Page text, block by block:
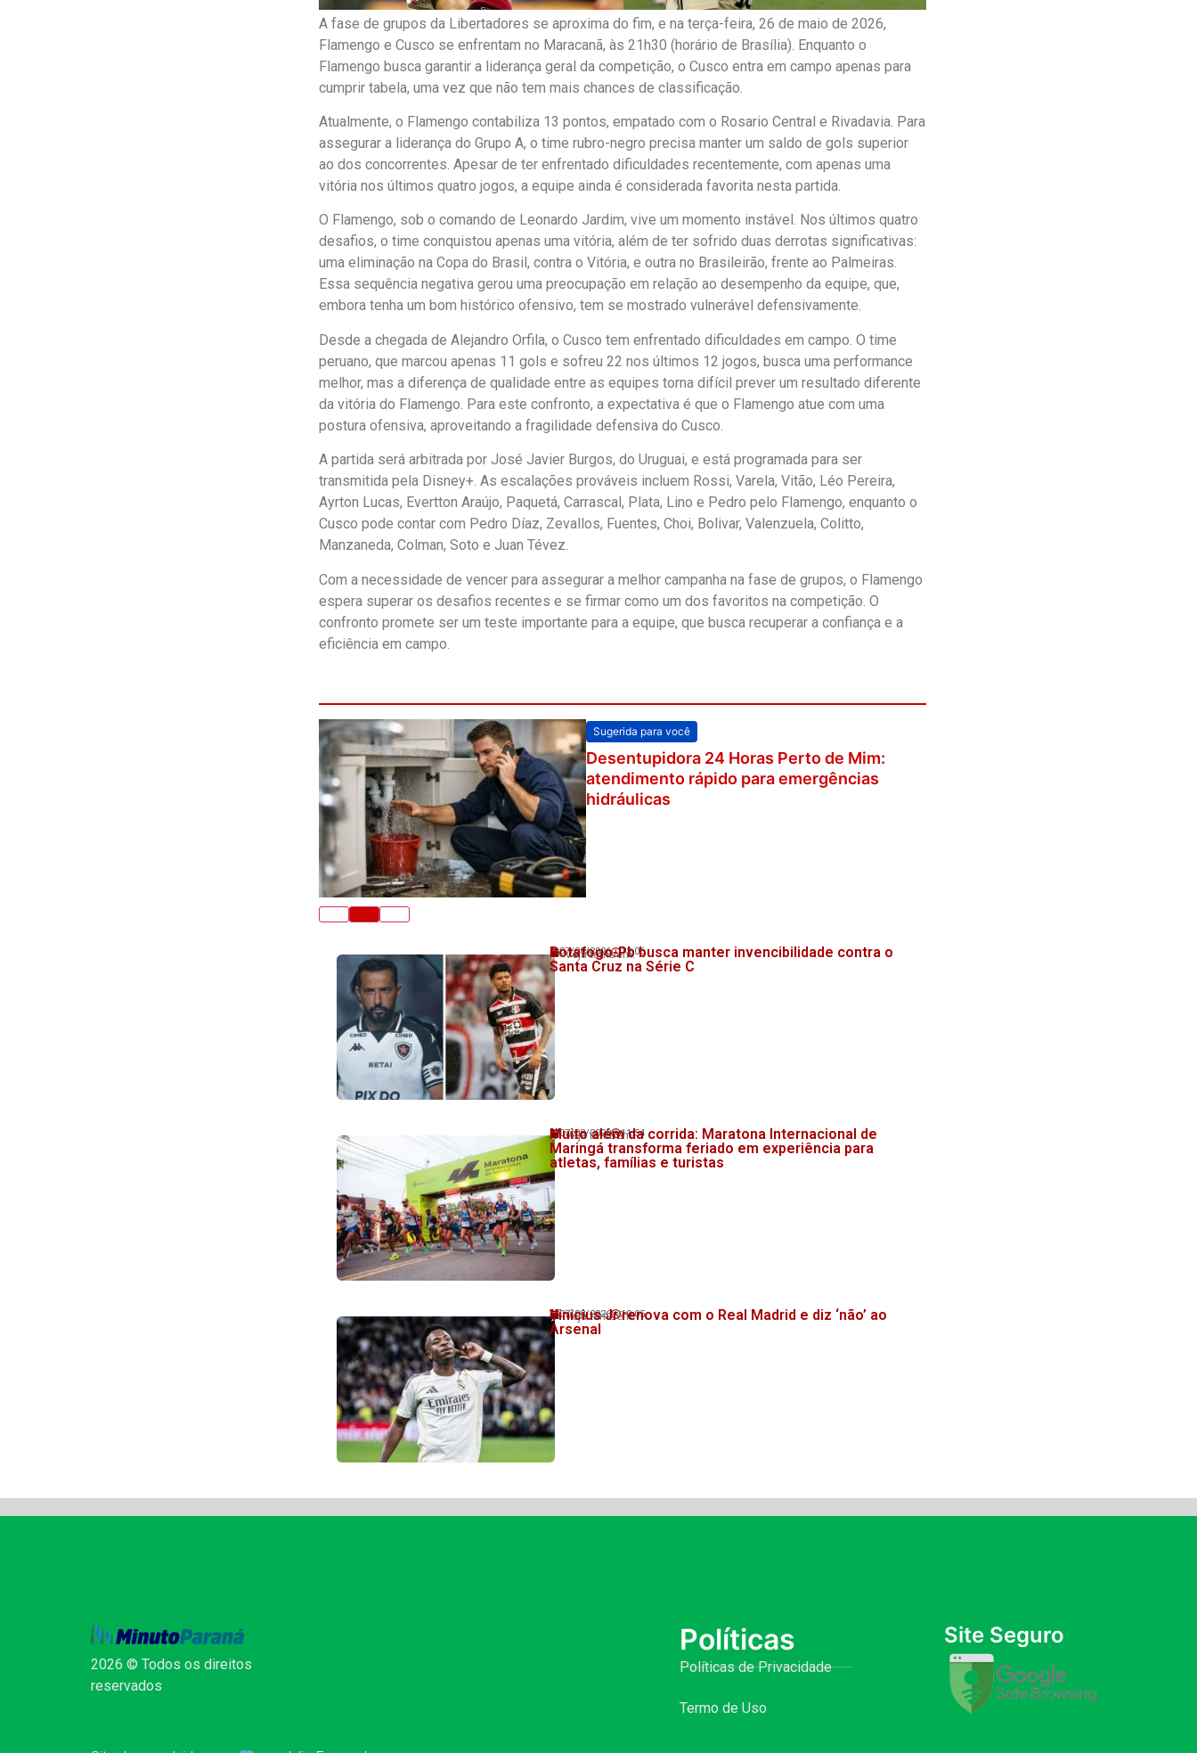
A fase de grupos da Libertadores se aproxima do fim, e na terça-feira, 26 de maio de 2026,
Flamengo e Cusco se enfrentam no Maracanã, às 21h30 (horário de Brasília). Enquanto o
Flamengo busca garantir a liderança geral da competição, o Cusco entra em campo apenas para
cumprir tabela, uma vez que não tem mais chances de classificação.
Atualmente, o Flamengo contabiliza 13 pontos, empatado com o Rosario Central e Rivadavia. Para
assegurar a liderança do Grupo A, o time rubro-negro precisa manter um saldo de gols superior
ao dos concorrentes. Apesar de ter enfrentado dificuldades recentemente, com apenas uma
vitória nos últimos quatro jogos, a equipe ainda é considerada favorita nesta partida.
O Flamengo, sob o comando de Leonardo Jardim, vive um momento instável. Nos últimos quatro
desafios, o time conquistou apenas uma vitória, além de ter sofrido duas derrotas significativas:
uma eliminação na Copa do Brasil, contra o Vitória, e outra no Brasileirão, frente ao Palmeiras.
Essa sequência negativa gerou uma preocupação em relação ao desempenho da equipe, que,
embora tenha um bom histórico ofensivo, tem se mostrado vulnerável defensivamente.
Desde a chegada de Alejandro Orfila, o Cusco tem enfrentado dificuldades em campo. O time
peruano, que marcou apenas 11 gols e sofreu 22 nos últimos 12 jogos, busca uma performance
melhor, mas a diferença de qualidade entre as equipes torna difícil prever um resultado diferente
da vitória do Flamengo. Para este confronto, a expectativa é que o Flamengo atue com uma
postura ofensiva, aproveitando a fragilidade defensiva do Cusco.
A partida será arbitrada por José Javier Burgos, do Uruguai, e está programada para ser
transmitida pela Disney+. As escalações prováveis incluem Rossi, Varela, Vitão, Léo Pereira,
Ayrton Lucas, Evertton Araújo, Paquetá, Carrascal, Plata, Lino e Pedro pelo Flamengo, enquanto o
Cusco pode contar com Pedro Díaz, Zevallos, Fuentes, Choi, Bolivar, Valenzuela, Colitto,
Manzaneda, Colman, Soto e Juan Tévez.
Com a necessidade de vencer para assegurar a melhor campanha na fase de grupos, o Flamengo
espera superar os desafios recentes e se firmar como um dos favoritos na competição. O
confronto promete ser um teste importante para a equipe, que busca recuperar a confiança e a
eficiência em campo.
Sugerida para você
Desentupidora 24 Horas Perto de Mim:
atendimento rápido para emergências
hidráulicas
Veja também!
07/08/2026 12:06
Botafogo-Pb busca manter invencibilidade contra o
Santa Cruz na Série C
Veja também!
07/08/2026 11:54
Muito além da corrida: Maratona Internacional de
Maringá transforma feriado em experiência para
atletas, famílias e turistas
Veja também!
07/08/2026 10:05
Vinicius Jr renova com o Real Madrid e diz ‘não’ ao
Arsenal
2026 © Todos os direitos
reservados
Políticas
Políticas de Privacidade
Termo de Uso
Site Seguro